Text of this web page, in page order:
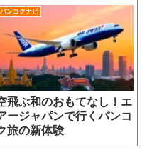
バンコクナビ
飛ぶ和のおもてなし！エ
ージャパンで行くバンコ
旅の新体験